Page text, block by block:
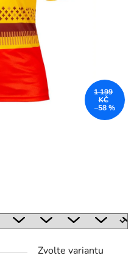
Zvolte variantu
1 199
KČ
–58 %